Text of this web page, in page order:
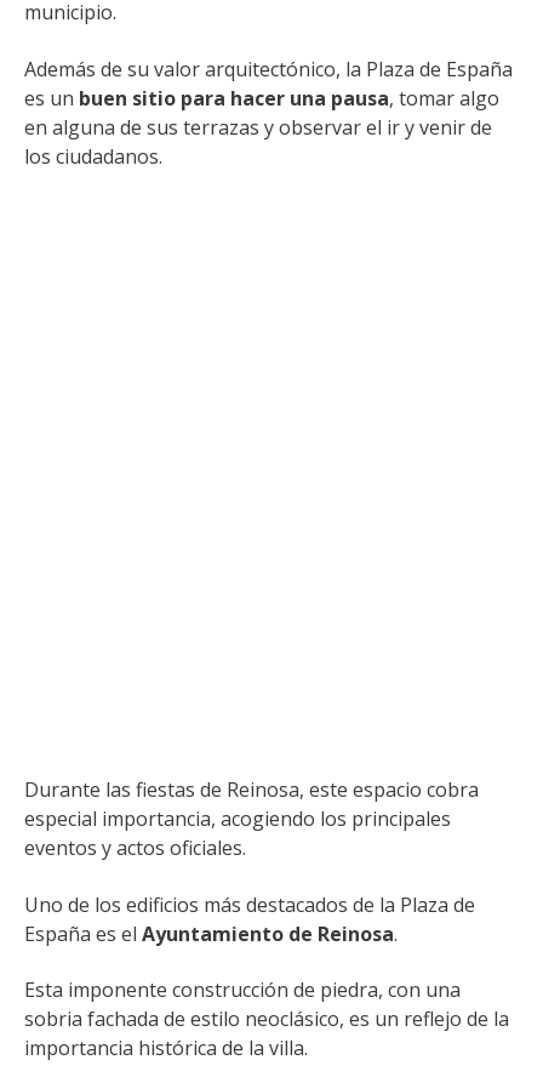
municipio.
Además de su valor arquitectónico, la Plaza de España
es un buen sitio para hacer una pausa, tomar algo
en alguna de sus terrazas y observar el ir y venir de
los ciudadanos.
Durante las fiestas de Reinosa, este espacio cobra
especial importancia, acogiendo los principales
eventos y actos oficiales.
Uno de los edificios más destacados de la Plaza de
España es el Ayuntamiento de Reinosa.
Esta imponente construcción de piedra, con una
sobria fachada de estilo neoclásico, es un reflejo de la
importancia histórica de la villa.